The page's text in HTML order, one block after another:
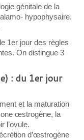
génitale de la
hypophysaire.
1er jour des règles
On distingue 3
: du 1er jour
et la maturation
œstrogène, la
l’ovule.
d’œstrogène